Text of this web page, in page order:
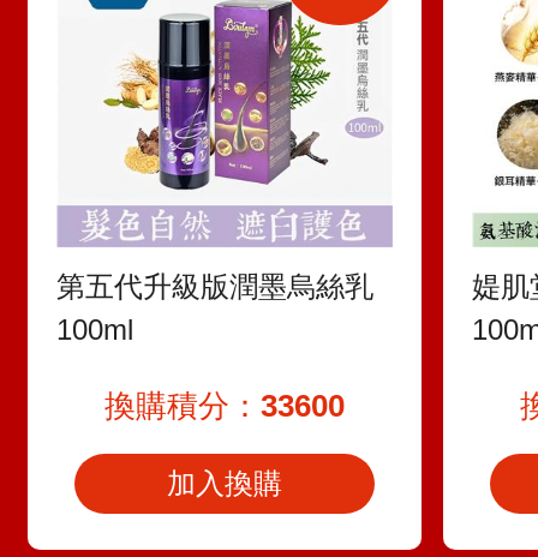
第五代升級版潤墨烏絲乳
100ml
換購積分： 33600
加入換購
媞肌